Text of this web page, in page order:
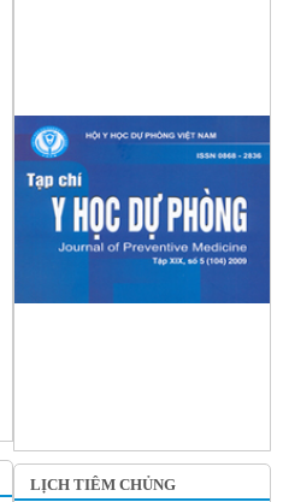
LỊCH TIÊM CHỦNG